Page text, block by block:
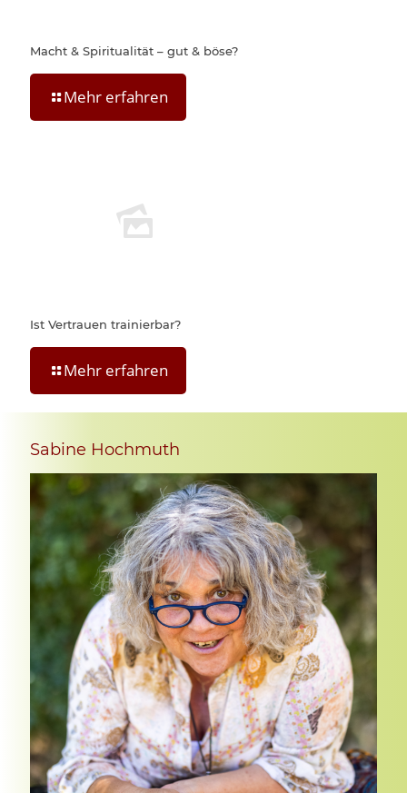
Macht & Spiritualität – gut & böse?
Mehr erfahren
Ist Vertrauen trainierbar?
Mehr erfahren
Sabine Hochmuth